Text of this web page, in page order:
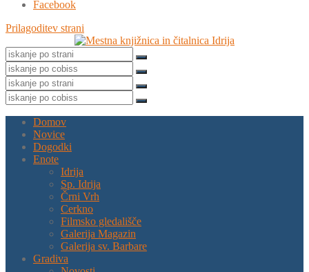
Facebook
Prilagoditev strani
Domov
Novice
Dogodki
Enote
Idrija
Sp. Idrija
Črni Vrh
Cerkno
Filmsko gledališče
Galerija Magazin
Galerija sv. Barbare
Gradiva